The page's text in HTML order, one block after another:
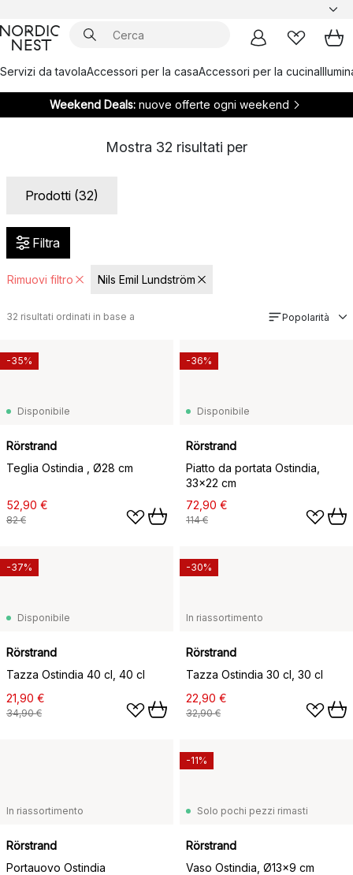
Servizi da tavolaAccessori per la casaAccessori per la cucina
Weekend Deals: nuove offerte ogni weekend
Mostra 32 risultati per
Prodotti (32)
Filtra
Rimuovi filtro Nils Emil Lundström
32 risultati ordinati in base a Popolarità
Disponibile
Rörstrand
Teglia Ostindia , Ø28 cm
52,90 €
82 €
-35%
Disponibile
Rörstrand
Piatto da portata Ostindia,
33x22 cm
72,90 €
114 €
-36%
Disponibile
Rörstrand
Tazza Ostindia 40 cl, 40 cl
21,90 €
34,90 €
-37%
In riassortimento
Rörstrand
Tazza Ostindia 30 cl, 30 cl
22,90 €
32,90 €
-30%
In riassortimento
Rörstrand
Portauovo Ostindia
Solo pochi pezzi rimasti
Rörstrand
Vaso Ostindia, Ø13x9 cm
-11%